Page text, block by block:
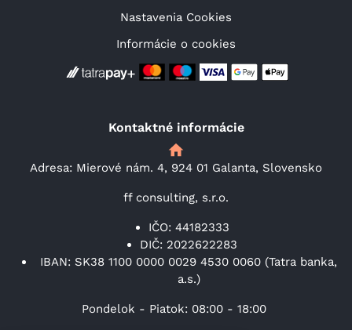
Nastavenia Cookies
Informácie o cookies
Kontaktné informácie
Adresa: Mierové nám. 4, 924 01 Galanta, Slovensko
ff consulting, s.r.o.
IČO: 44182333
DIČ: 2022622283
IBAN: SK38 1100 0000 0029 4530 0060 (Tatra banka,
a.s.)
Pondelok - Piatok: 08:00 - 18:00